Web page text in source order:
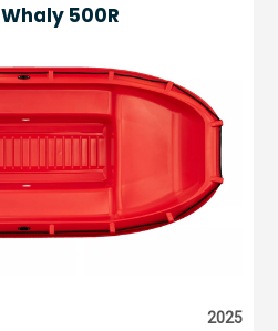
Whaly 500R
2025